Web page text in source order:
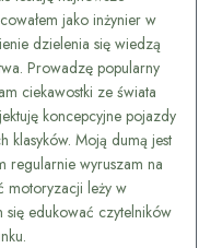
jako inżynier w
dzielenia się wiedzą
Prowadzę popularny
ciekawostki ze świata
koncepcyjne pojazdy
klasyków. Moją dumą jest
regularnie wyruszam na
motoryzacji leży w
edukować czytelników